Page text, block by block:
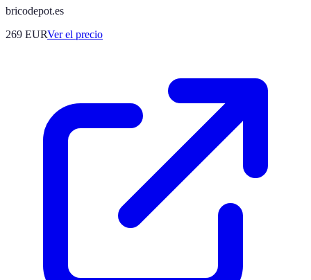
bricodepot.es
269 EURVer el precio